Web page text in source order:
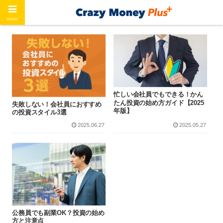
失敗しない！会社員におすすめ
の投資スタイル3選
2025.06.27
忙しい会社員でもできる！かん
たん投資の始め方ガイド【2025
年版】
2025.05.27
公務員でも副業OK？投資の始め
方と注意点
menu